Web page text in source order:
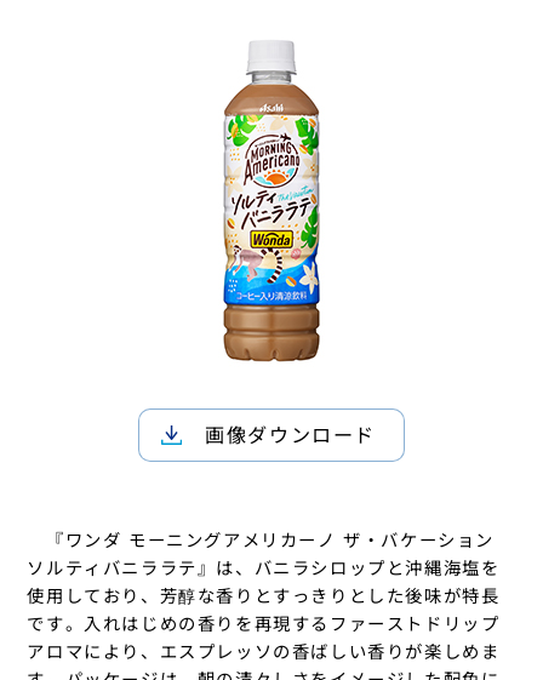
画像ダウンロード
『ワンダ モーニングアメリカーノ ザ・バケーション
ソルティバニララテ』は、バニラシロップと沖縄海塩を
使用しており、芳醇な香りとすっきりとした後味が特長
です。入れはじめの香りを再現するファーストドリップ
アロマにより、エスプレッソの香ばしい香りが楽しめま